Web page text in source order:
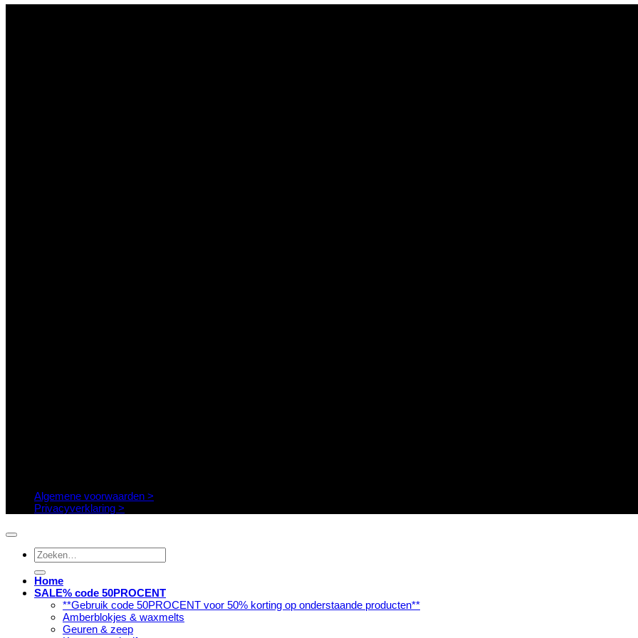
Algemene voorwaarden >
Privacyverklaring >
Zoeken
naar:
Home
SALE% code 50PROCENT
**Gebruik code 50PROCENT voor 50% korting op onderstaande producten**
Amberblokjes & waxmelts
Geuren & zeep